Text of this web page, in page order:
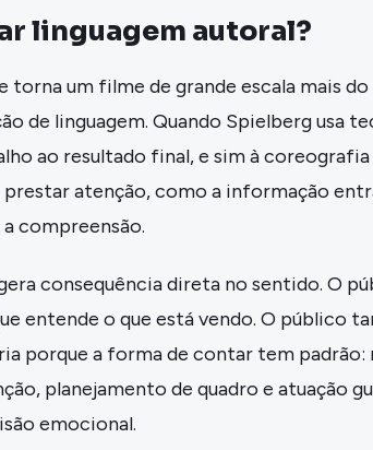
linguagem autoral?
torna um filme de grande escala mais
de linguagem. Quando Spielberg usa
ao resultado final, e sim à
prestar atenção, como a informação
a compreensão.
consequência direta no sentido. O
entende o que está vendo. O público
porque a forma de contar tem
planejamento de quadro e atuação
emocional.